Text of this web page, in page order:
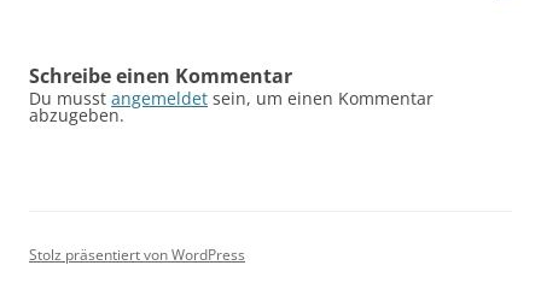
Schreibe einen Kommentar
Du musst angemeldet sein, um einen Kommentar
abzugeben.
Stolz präsentiert von WordPress